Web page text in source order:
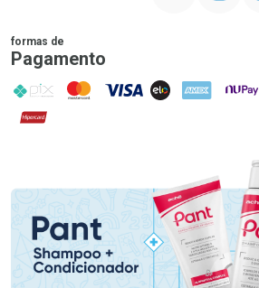
formas de
Pagamento
PIX MasterCard
VISA ELO AMEX NuPay
Hipercard
Promoção em Destaque